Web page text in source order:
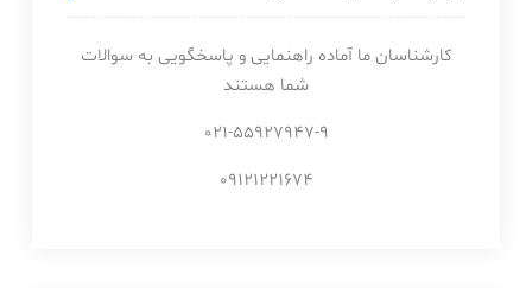
کارشناسان ما آماده راهنمایی و پاسخگویی به سوالات
شما هستند
021-55927947-9
09121221674